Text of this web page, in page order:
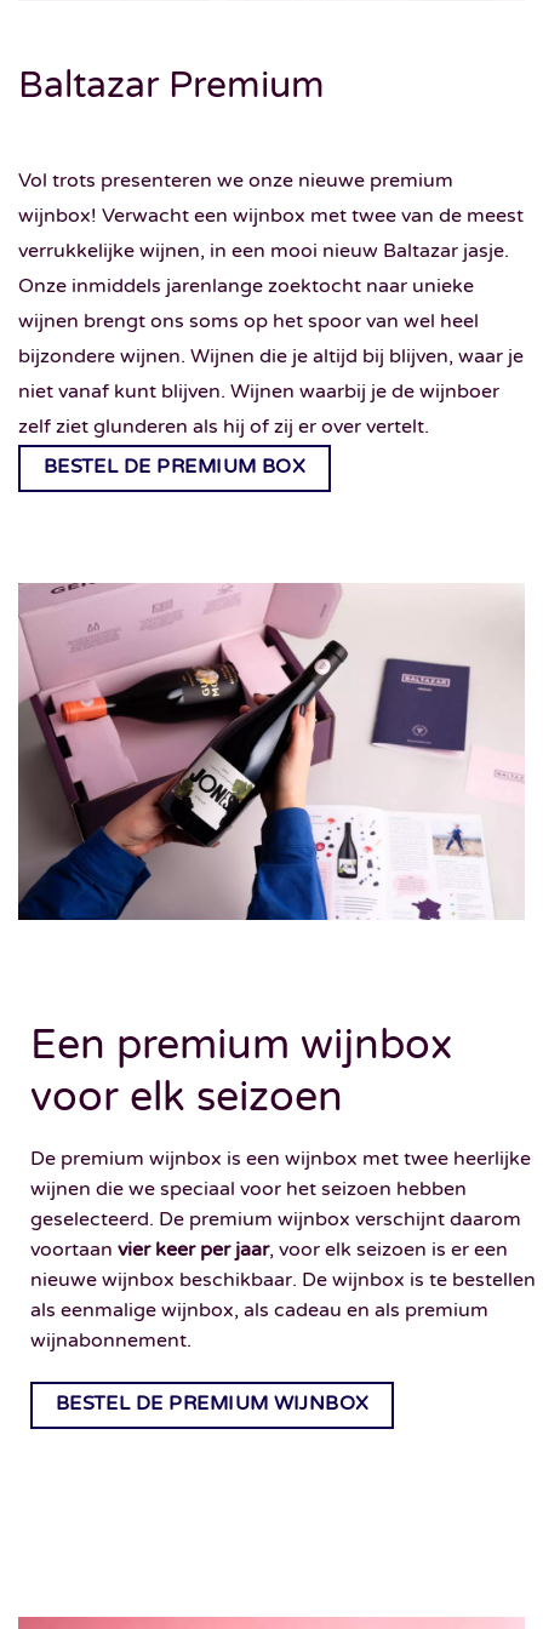
Baltazar Premium
Vol trots presenteren we onze nieuwe premium
wijnbox! Verwacht een wijnbox met twee van de meest
verrukkelijke wijnen, in een mooi nieuw Baltazar jasje.
Onze inmiddels jarenlange zoektocht naar unieke
wijnen brengt ons soms op het spoor van wel heel
bijzondere wijnen. Wijnen die je altijd bij blijven, waar je
niet vanaf kunt blijven. Wijnen waarbij je de wijnboer
zelf ziet glunderen als hij of zij er over vertelt.
BESTEL DE PREMIUM BOX
Een premium wijnbox
voor elk seizoen
De premium wijnbox is een wijnbox met twee heerlijke
wijnen die we speciaal voor het seizoen hebben
geselecteerd. De premium wijnbox verschijnt daarom
voortaan vier keer per jaar, voor elk seizoen is er een
nieuwe wijnbox beschikbaar. De wijnbox is te bestellen
als eenmalige wijnbox, als cadeau en als premium
wijnabonnement.
BESTEL DE PREMIUM WIJNBOX